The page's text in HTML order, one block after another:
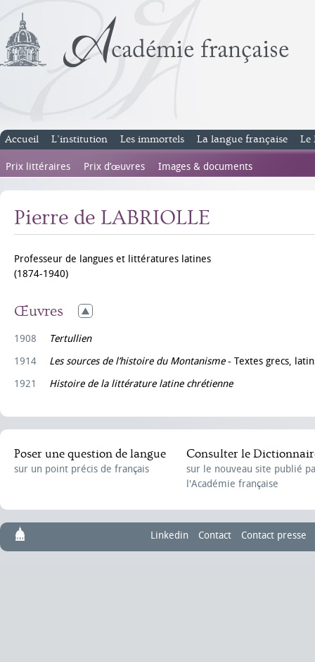
Accueil L’institution Les immortels La langue française Le
Prix littéraires Prix d’œuvres Images & documents
Pierre de LABRIOLLE
Professeur de langues et littératures latines
(1874-1940)
Œuvres
1908
Tertullien
1914
Les sources de l’histoire du Montanisme- Textes grecs,
1921
Histoire de la littérature latine chrétienne
Poser une question de langue
sur un point précis de français
Consulter le
sur le nouveau site publié
l'Académie française
Linkedin Contact Contact presse